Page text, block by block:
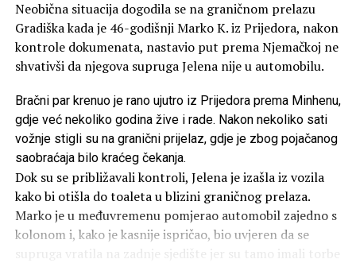
Neobična situacija dogodila se na graničnom prelazu
Gradiška kada je 46-godišnji Marko K. iz Prijedora, nakon
kontrole dokumenata, nastavio put prema Njemačkoj ne
shvativši da njegova supruga Jelena nije u automobilu.
Bračni par krenuo je rano ujutro iz Prijedora prema Minhenu,
gdje već nekoliko godina žive i rade. Nakon nekoliko sati
vožnje stigli su na granični prijelaz, gdje je zbog pojačanog
saobraćaja bilo kraćeg čekanja.
Dok su se približavali kontroli, Jelena je izašla iz vozila
kako bi otišla do toaleta u blizini graničnog prelaza.
Marko je u međuvremenu pomjerao automobil zajedno s
kolonom i, kako je kasnije ispričao, bio uvjeren da se
supruga vratila na zadnje sjedište jer su tamo imali torbe